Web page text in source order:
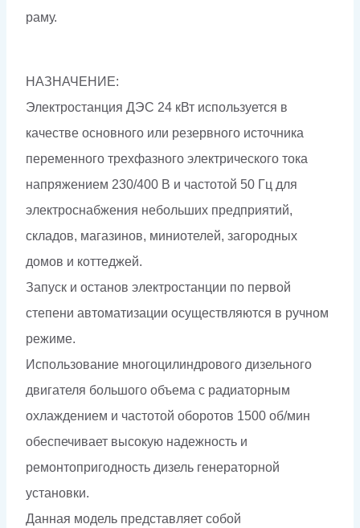
раму.
НАЗНАЧЕНИЕ:
Электростанция ДЭС 24 кВт используется в
качестве основного или резервного источника
переменного трехфазного электрического тока
напряжением 230/400 В и частотой 50 Гц для
электроснабжения небольших предприятий,
складов, магазинов, миниотелей, загородных
домов и коттеджей.
Запуск и останов электростанции по первой
степени автоматизации осуществляются в ручном
режиме.
Использование многоцилиндрового дизельного
двигателя большого объема с радиаторным
охлаждением и частотой оборотов 1500 об/мин
обеспечивает высокую надежность и
ремонтопригодность дизель генераторной
установки.
Данная модель представляет собой